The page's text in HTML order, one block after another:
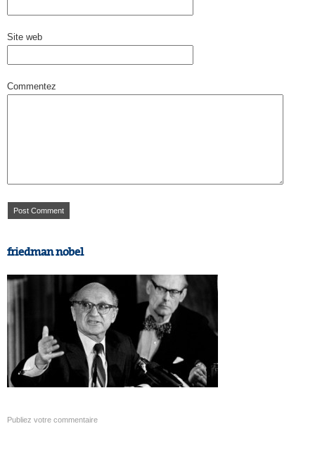
Site web
Commentez
friedman nobel
Publiez votre commentaire